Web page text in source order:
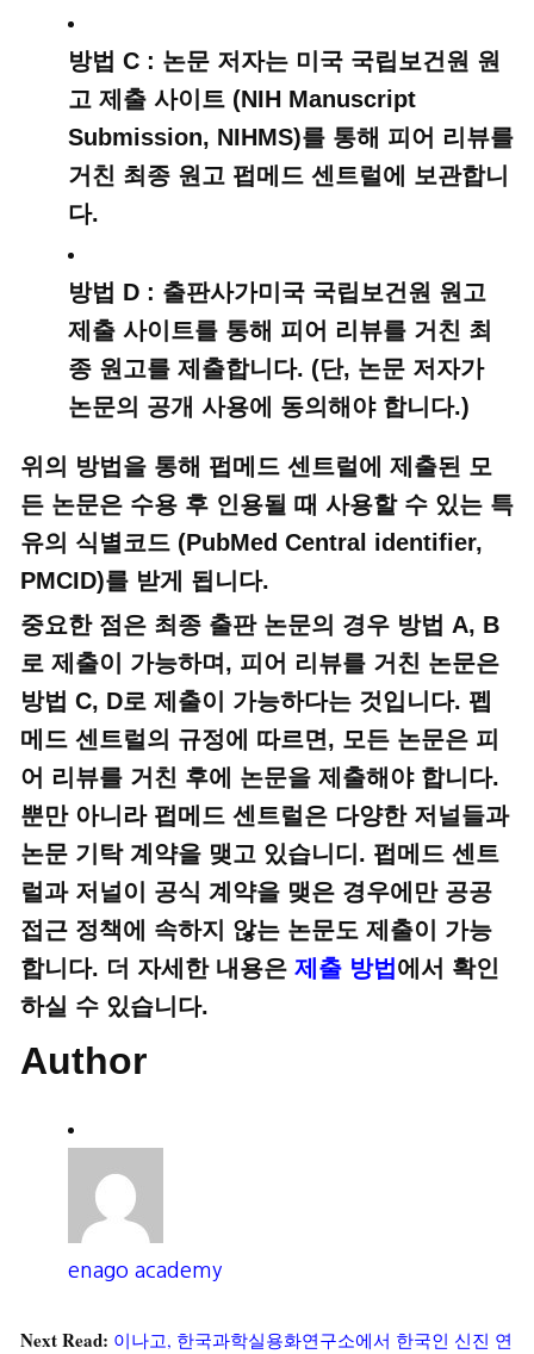
방법 C : 논문 저자는 미국 국립보건원 원
고 제출 사이트 (NIH Manuscript
Submission, NIHMS)를 통해 피어 리뷰를
거친 최종 원고 펍메드 센트럴에 보관합니
다.
방법 D : 출판사가미국 국립보건원 원고
제출 사이트를 통해 피어 리뷰를 거친 최
종 원고를 제출합니다. (단, 논문 저자가
논문의 공개 사용에 동의해야 합니다.)
위의 방법을 통해 펍메드 센트럴에 제출된 모
든 논문은 수용 후 인용될 때 사용할 수 있는 특
유의 식별코드 (PubMed Central identifier,
PMCID)를 받게 됩니다.
중요한 점은 최종 출판 논문의 경우 방법 A, B
로 제출이 가능하며, 피어 리뷰를 거친 논문은
방법 C, D로 제출이 가능하다는 것입니다. 펩
메드 센트럴의 규정에 따르면, 모든 논문은 피
어 리뷰를 거친 후에 논문을 제출해야 합니다.
뿐만 아니라 펍메드 센트럴은 다양한 저널들과
논문 기탁 계약을 맺고 있습니디. 펍메드 센트
럴과 저널이 공식 계약을 맺은 경우에만 공공
접근 정책에 속하지 않는 논문도 제출이 가능
합니다. 더 자세한 내용은 제출 방법 에서 확인
하실 수 있습니다.
Author
enago academy
Next Read: 이나고, 한국과학실용화연구소에서 한국인 신진 연